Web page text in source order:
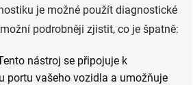
je možné použít diagnostické
podrobněji zjistit, co je špatně:
nástroj se připojuje k
portu vašeho vozidla a umožňuje